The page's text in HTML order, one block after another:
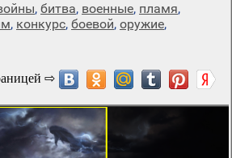
, битва, военные, пламя,
, конкурс, боевой, оружие,